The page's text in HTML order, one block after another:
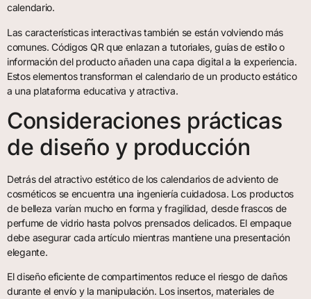
calendario.
Las características interactivas también se están volviendo más
comunes. Códigos QR que enlazan a tutoriales, guías de estilo o
información del producto añaden una capa digital a la experiencia.
Estos elementos transforman el calendario de un producto estático
a una plataforma educativa y atractiva.
Consideraciones prácticas
de diseño y producción
Detrás del atractivo estético de los calendarios de adviento de
cosméticos se encuentra una ingeniería cuidadosa. Los productos
de belleza varían mucho en forma y fragilidad, desde frascos de
perfume de vidrio hasta polvos prensados delicados. El empaque
debe asegurar cada artículo mientras mantiene una presentación
elegante.
El diseño eficiente de compartimentos reduce el riesgo de daños
durante el envío y la manipulación. Los insertos, materiales de